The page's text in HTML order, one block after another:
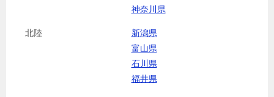
神奈川県
北陸
新潟県
富山県
石川県
福井県